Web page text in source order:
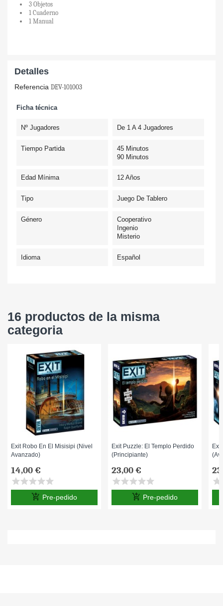
3 Objetos
1 Cuaderno
1 Manual
Detalles
Referencia DEV-101003
Ficha técnica
Nº Jugadores De 1 A 4 Jugadores
Tiempo Partida
45 Minutos
90 Minutos
Edad Mínima 12 Años
Tipo Juego De Tablero
Género
Cooperativo
Ingenio
Misterio
Idioma Español
16 productos de la misma
categoria
Exit Robo En El Misisipi (Nivel
Avanzado)
14,00 €
starstarstarstarstar
add_shopping_cart Pre-pedido
Exit Puzzle: El Templo Perdido
(Principiante)
23,00 €
starstarstarstarstar
add_shopping_cart Pre-pedido
star